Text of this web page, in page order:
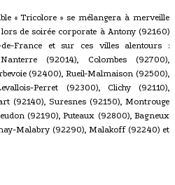
« Tricolore » se mélangera à merveille
lors de soirée corporate à Antony (92160)
France et sur ces villes alentours :
(92014), Colombes (92700),
(92400), Rueil-Malmaison (92500),
Perret (92300), Clichy (92110),
(92140), Suresnes (92150), Montrouge
(92190), Puteaux (92800), Bagneux
Malabry (92290), Malakoff (92240) et